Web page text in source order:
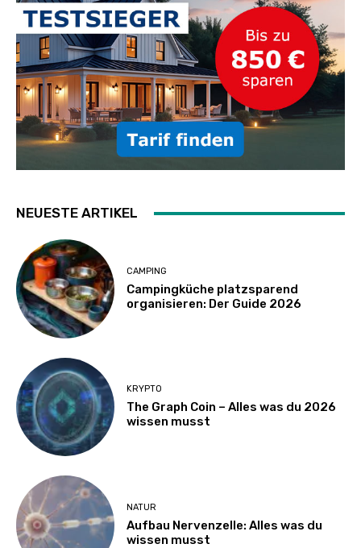
NEUESTE ARTIKEL
CAMPING
Campingküche platzsparend
organisieren: Der Guide 2026
KRYPTO
The Graph Coin – Alles was du 2026
wissen musst
NATUR
Aufbau Nervenzelle: Alles was du
wissen musst